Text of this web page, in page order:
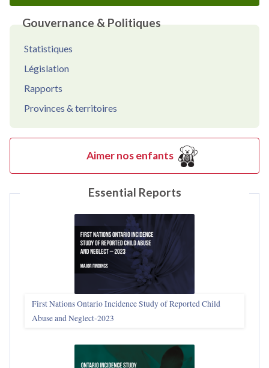
Gouvernance & Politiques
Statistiques
Législation
Rapports
Provinces & territoires
Aimer nos enfants
Essential Reports
First Nations Ontario Incidence Study of Reported Child
Abuse and Neglect‑2023